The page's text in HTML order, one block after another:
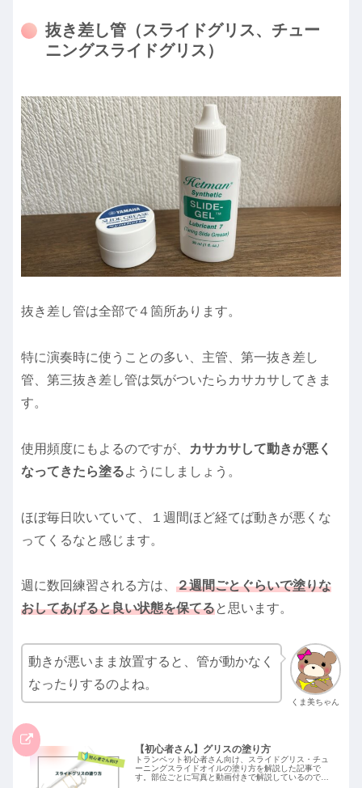
抜き差し管（スライドグリス、チュー
ニングスライドグリス）
抜き差し管は全部で４箇所あります。
特に演奏時に使うことの多い、主管、第一抜き差し
管、第三抜き差し管は気がついたらカサカサしてきま
す。
使用頻度にもよるのですが、
カサカサして動きが悪く
なってきたら塗るようにしましょう。
ほぼ毎日吹いていて、１週間ほど経てば動きが悪くな
ってくるなと感じます。
週に数回練習される方は、 ２週間ごとぐらいで塗りな
おしてあげると良い状態を保てると思います。
くま美ちゃん
動きが悪いまま放置すると、管が動かなく
なったりするのよね。
【初心者さん】グリスの塗り方
トランペット初心者さん向け、スライドグリス・チュ
ーニングスライドオイルの塗り方を解説した記事で
す。部位ごとに写真と動画付きで解説しているので、